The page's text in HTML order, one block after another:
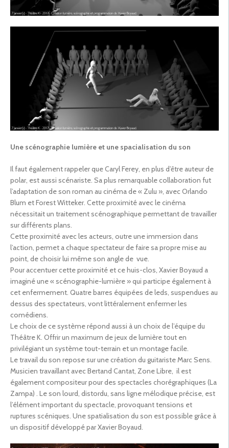
Une scénographie lumière et une spacialisation du son
Il faut également rappeler que Caryl Ferey, en plus d’être auteur de
polar, est aussi scénariste. Sa plus remarquable collaboration fut
l’adaptation de son roman au cinéma de « Zulu », avec Orlando
Blum et Forest Witteker. Cette proximité avec le cinéma
nécessitait un traitement scénographique permettant de travailler
sur différents plans.
Cette proximité avec les acteurs, outre une immersion dans
l’action, permet a chaque spectateur de faire sa propre mise au
point, de choisir lui même son angle de vue.
Pour accentuer cette proximité et ce huis-clos, Xavier Boyaud a
imaginé une « scénographie-lumière » qui participe également à
cet enfermement. Quatre barres équipées de leds, suspendues au
dessus des spectateurs, vont littéralement enfermer les
comédiens.
Le choix de ce système répond aussi à un choix de l’équipe du
Théâtre K. Offrir un maximum de jeux de lumière tout en
privilégiant un système tout-terrain et un montage facile.
Le travail du son repose sur une création du guitariste Marc Sens.
Musicien travaillant avec Bertand Cantat, Zone Libre, il est
également compositeur pour des spectacles chorégraphiques (La
Zampa) . Le son lourd, distordu, sans ligne mélodique précise, est
l’élément important du spectacle, provoquant tensions et
ruptures scéniques. Une spatialisation du son est possible grâce à
un dispositif développé par Xavier Boyaud.